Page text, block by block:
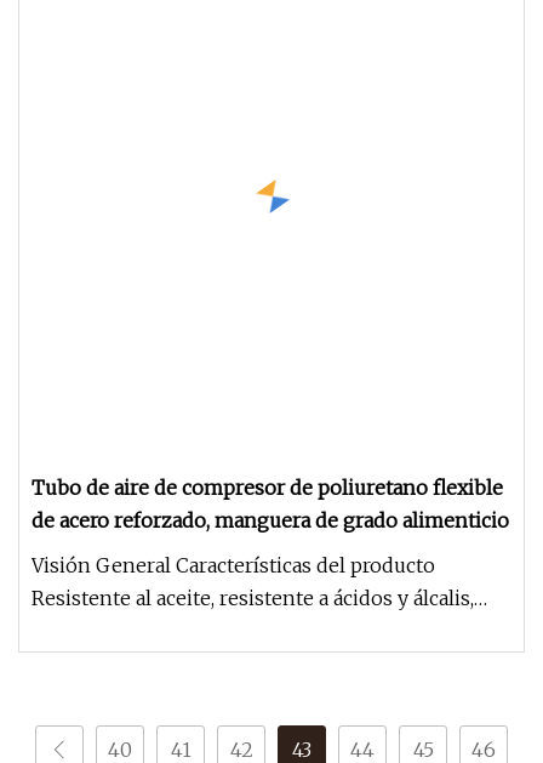
Tubo de aire de compresor de poliuretano flexible
de acero reforzado, manguera de grado alimenticio
Visión General Características del producto
Resistente al aceite, resistente a ácidos y álcalis,
40 41 42 43 44 45 46